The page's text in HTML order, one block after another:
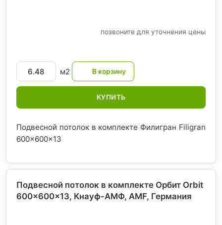
позвоните для уточнения цены
м2
КУПИТЬ
Подвесной потолок в комплекте Филигран Filigran
600x600x13
Подвесной потолок в комплекте Орбит Orbit
600x600x13, Кнауф-АМФ, AMF, Германия